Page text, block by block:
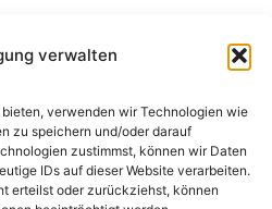
verwalten
verwenden wir Technologien wie
zu speichern und/oder darauf
zustimmst, können wir Daten
IDs auf dieser Website verarbeiten.
erteilst oder zurückziehst, können
; Dienstag: geschlossen;
22:00 ; Donnerstag: